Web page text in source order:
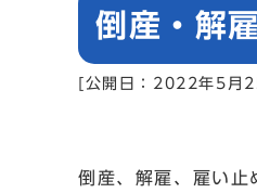
倒産・解
[公開日：2022年5月
倒産、解雇、雇い止